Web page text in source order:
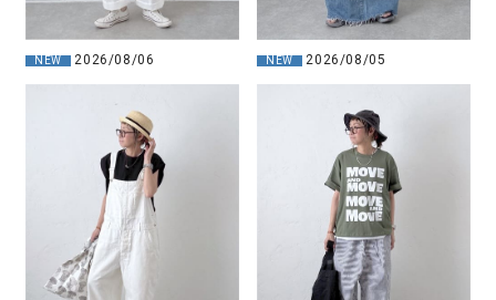
NEW 2026/08/06 NEW 2026/08/05